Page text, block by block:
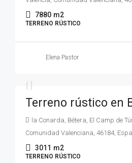
7880 m2
TERRENO RÚSTICO
Elena Pastor
Terreno rústico en
la Conarda, Bétera, El Camp de
Comunidad Valenciana, 46184,
3011 m2
TERRENO RÚSTICO